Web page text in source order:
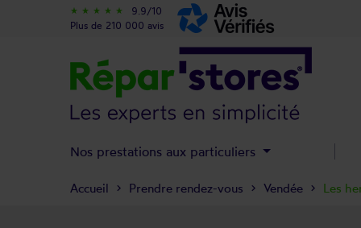
Accueil Prendre rendez-vous Vendée Les
star_rate star_rate star_rate star_rate star_rate
9.9/10
Plus de 210 000 avis
Nos prestations aux particuliers